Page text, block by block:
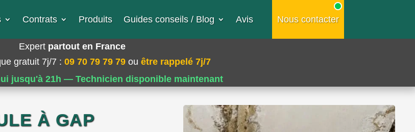
Contrats Produits Guides conseils / Blog Avis Nous contacter
Expert partout en France
gratuit 7j/7 : 09 70 79 79 79 ou être rappelé 7j/7
jusqu'à 21h — Technicien disponible maintenant
À GAP